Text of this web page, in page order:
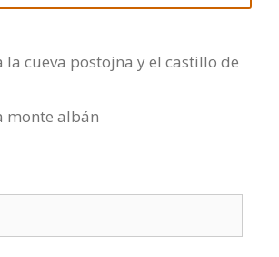
la cueva postojna y el castillo de
monte albán